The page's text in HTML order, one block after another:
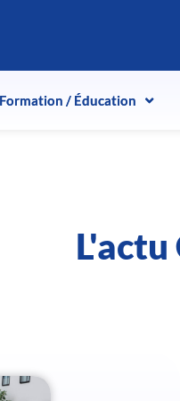
Formation / Éducation
Formation / Éducation